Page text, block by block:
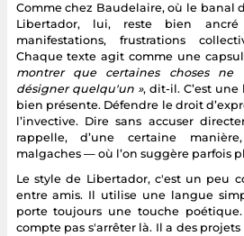
Comme chez Baudelaire, où le banal
Libertador, lui, reste bien
manifestations, frustrations
Chaque texte agit comme une
montrer que certaines choses ne
désigner quelqu'un », dit-il. C’est
bien présente. Défendre le droit
l’invective. Dire sans accuser
rappelle, d’une certaine
malgaches — où l’on suggère parfois
Le style de Libertador, c'est un peu
entre amis. Il utilise une langue
porte toujours une touche
compte pas s'arrêter là. Il a des